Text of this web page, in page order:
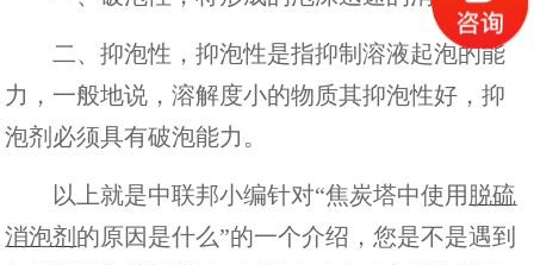
二、抑泡性，抑泡性是指抑制溶液起泡的能
力，一般地说，溶解度小的物质其抑泡性好，抑
泡剂必须具有破泡能力。
以上就是中联邦小编针对“焦炭塔中使用脱硫
消泡剂 的原因是什么”的一个介绍，您是不是遇到